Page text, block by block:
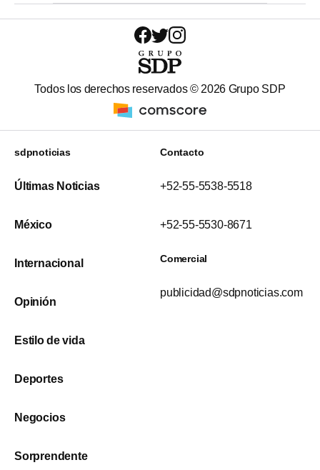
Todos los derechos reservados ©2026 Grupo SDP
sdpnoticias
Últimas Noticias
México
Internacional
Opinión
Estilo de vida
Deportes
Negocios
Sorprendente
Contacto
+52-55-5538-5518
+52-55-5530-8671
Comercial
publicidad@sdpnoticias.com